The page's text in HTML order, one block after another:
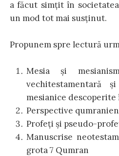
a făcut simţit în
un mod tot mai susţinut.
Propunem spre lectură
Mesia și
vechitestamentară
mesianice
Perspective
Profeți și pseudo-
Manuscrise
grota 7 Qumran